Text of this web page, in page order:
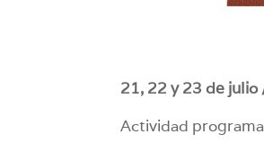
21, 22 y 23 de
Actividad